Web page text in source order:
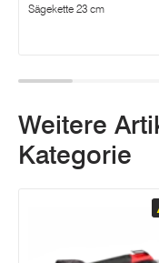
Sägekette 23 cm
Weitere
Kategorie